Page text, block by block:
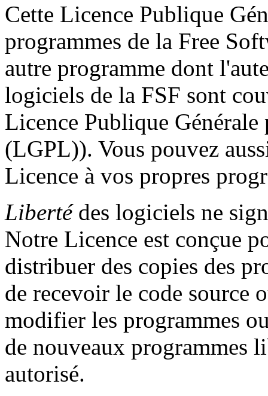
Cette Licence Publique
programmes de la Free
autre programme dont
logiciels de la FSF sont
Licence Publique
(LGPL)). Vous pouvez
Licence à vos propres
Libertédes logiciels ne
Notre Licence est conçue
distribuer des copies des
de recevoir le code source
modifier les programmes
de nouveaux programmes
autorisé.